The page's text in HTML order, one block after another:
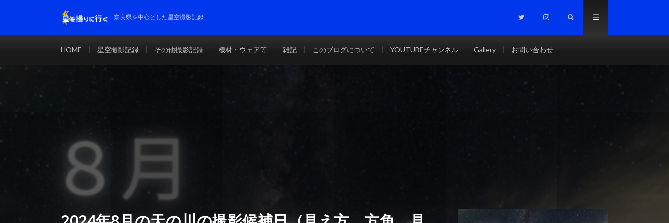
奈良県を中心とした星空撮影記録
HOME 星空撮影記録 その他撮影記録 機材・ウェア等 雑記 このブログについて YOUTUBEチャンネル Gallery お問い合わせ